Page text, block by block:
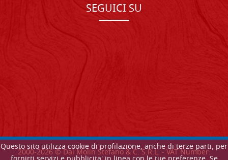
Questo sito utilizza cookie di profilazione, anche di terze parti, per
SEGUICI SU
2000-2026© Dal Molin Stefano & C. S.R.L. - VAT Number: